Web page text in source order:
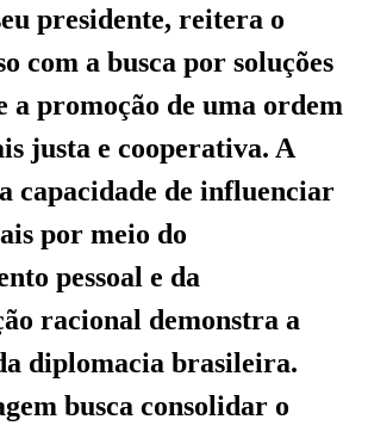
presidente, reitera o
com a busca por soluções
a promoção de uma ordem
justa e cooperativa. A
capacidade de influenciar
por meio do
pessoal e da
racional demonstra a
diplomacia brasileira.
busca consolidar o